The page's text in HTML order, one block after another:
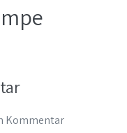
Kommentar